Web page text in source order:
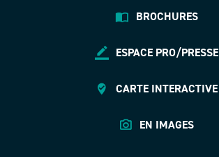
BROCHURES
ESPACE PRO/PRESSE
CARTE INTERACTIVE
EN IMAGES